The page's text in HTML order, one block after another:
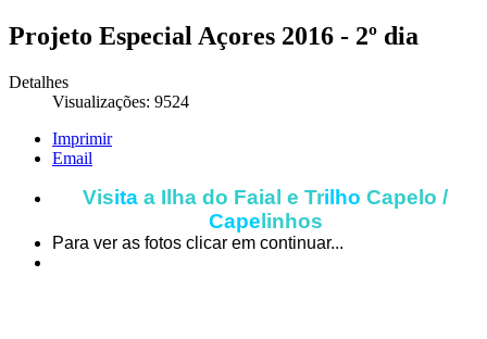
Projeto Especial Açores 2016 - 2º dia
Detalhes
Visualizações: 9524
Imprimir
Email
Visita a Ilha do Faial e Trilho Capelo /
Capelinhos
Para ver as fotos clicar em continuar...